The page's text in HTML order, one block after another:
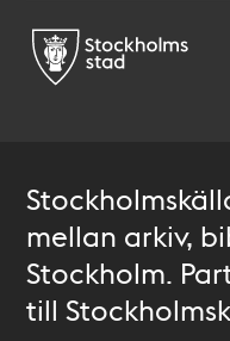
mellan arkiv,
Stockholm.
till